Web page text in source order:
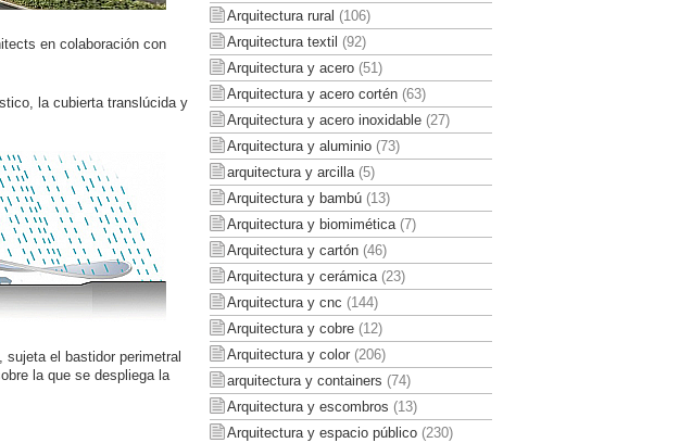
en colaboración con
la cubierta translúcida y
el bastidor perimetral
la que se despliega la
Arquitectura rural (106)
Arquitectura textil (92)
Arquitectura y acero(51)
Arquitectura y acero cortén(63)
Arquitectura y acero inoxidable(27)
Arquitectura y aluminio(73)
arquitectura y arcilla(5)
Arquitectura y bambú(13)
Arquitectura y biomimética(7)
Arquitectura y cartón(46)
Arquitectura y cerámica(23)
Arquitectura y cnc (144)
Arquitectura y cobre(12)
Arquitectura y color(206)
arquitectura y containers (74)
Arquitectura y escombros (13)
Arquitectura y espacio público(230)